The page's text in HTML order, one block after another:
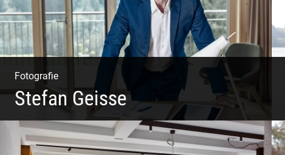
Fotografie
Stefan Geisse
Shooting: Trainer und Coach